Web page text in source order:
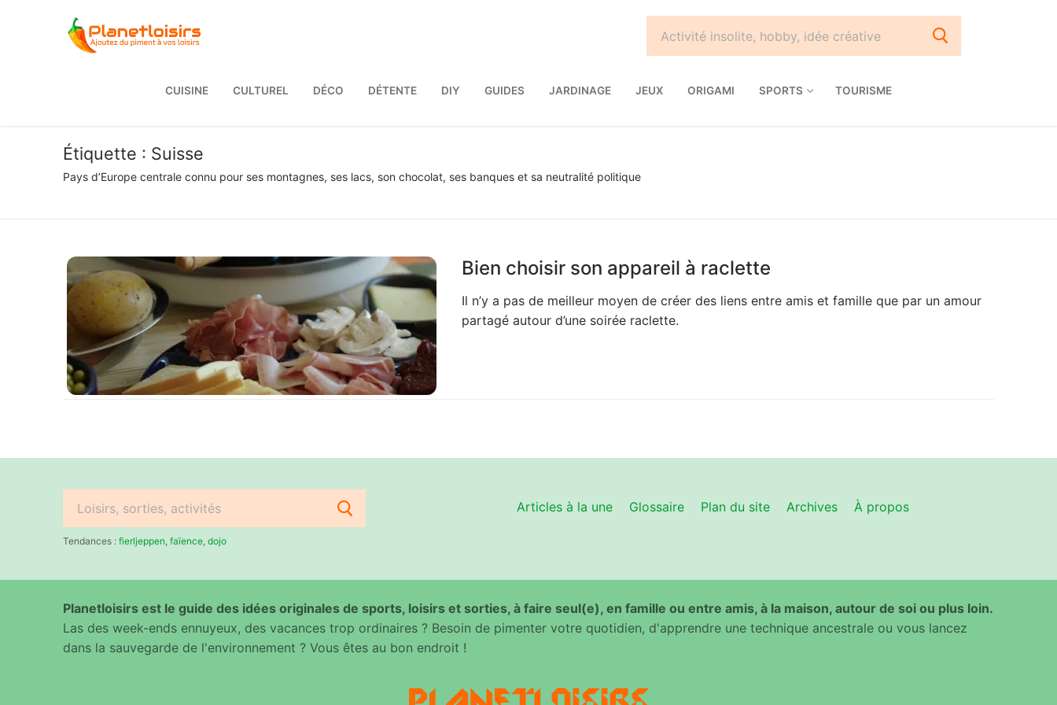
CUISINE CULTUREL DÉCO DÉTENTE DIY GUIDES JARDINAGE JEUX ORIGAMI SPORTS TOURISME
Étiquette : Suisse
Pays d’Europe centrale connu pour ses montagnes, ses lacs, son chocolat, ses banques et sa neutralité politique
Bien choisir son appareil à raclette
Il n’y a pas de meilleur moyen de créer des liens entre amis et famille que par un amour
partagé autour d’une soirée raclette.
Rechercher
:Tendances : fierljeppen faïence dojo
Articles à la une Glossaire Plan du site Archives À propos
Planetloisirs est le guide des idées originales de sports, loisirs et sorties, à faire seul(e), en famille ou entre amis, à la maison, autour de soi ou plus loin.
Las des week-ends ennuyeux, des vacances trop ordinaires ? Besoin de pimenter votre quotidien, d'apprendre une technique ancestrale ou vous lancez
dans la sauvegarde de l'environnement ? Vous êtes au bon endroit !